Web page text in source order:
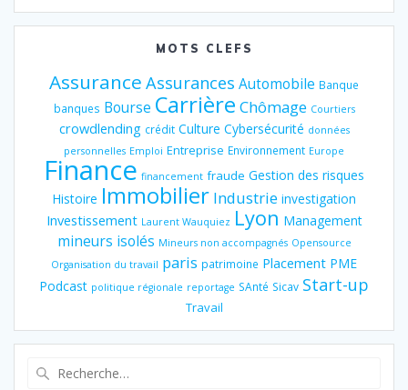
MOTS CLEFS
Assurance Assurances Automobile Banque
banques Bourse Carrière Chômage Courtiers
crowdlending crédit Culture Cybersécurité données
personnelles Emploi Entreprise Environnement Europe
Finance financement fraude Gestion des risques
Histoire Immobilier Industrie investigation
Investissement Laurent Wauquiez Lyon Management
mineurs isolés Mineurs non accompagnés Opensource
Organisation du travail paris patrimoine Placement PME
Podcast politique régionale reportage SAnté Sicav Start-up
Travail